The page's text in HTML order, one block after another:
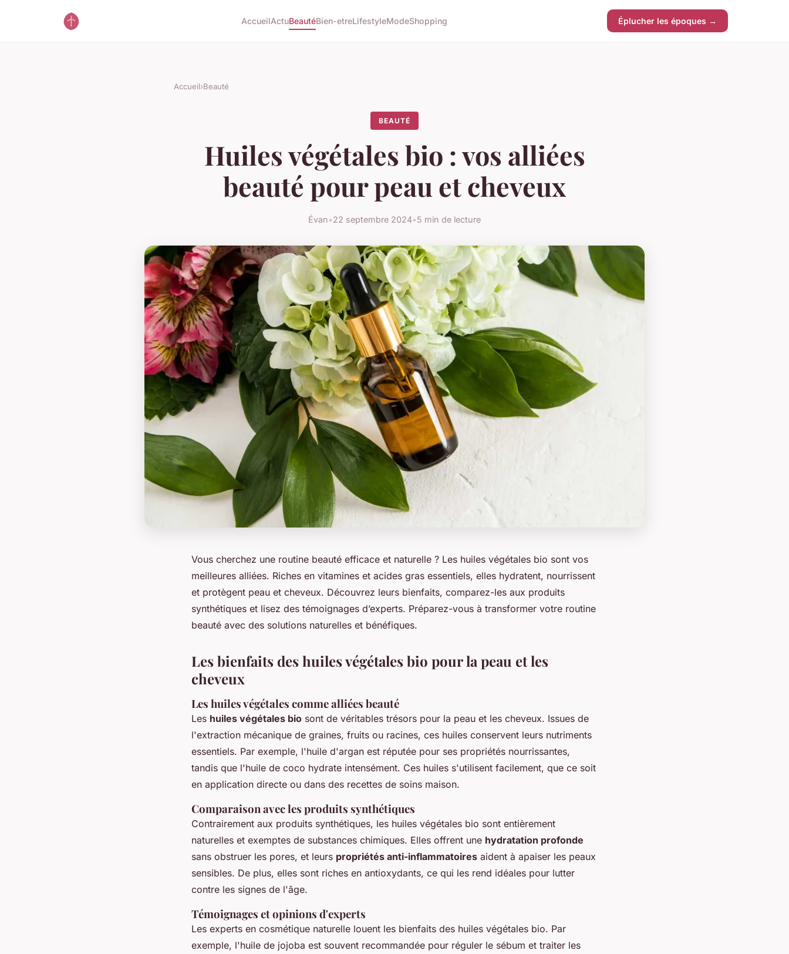
AccueilActuBeautéBien-etreLifestyleModeShopping Éplucher les époques →
Accueil›Beauté
BEAUTÉ
Huiles végétales bio : vos alliées
beauté pour peau et cheveux
Évan•22 septembre 2024•5 min de lecture
Vous cherchez une routine beauté efficace et naturelle ? Les huiles végétales bio sont vos
meilleures alliées. Riches en vitamines et acides gras essentiels, elles hydratent, nourrissent
et protègent peau et cheveux. Découvrez leurs bienfaits, comparez-les aux produits
synthétiques et lisez des témoignages d’experts. Préparez-vous à transformer votre routine
beauté avec des solutions naturelles et bénéfiques.
Les bienfaits des huiles végétales bio pour la peau et les
cheveux
Les huiles végétales comme alliées beauté
Les huiles végétales bio sont de véritables trésors pour la peau et les cheveux. Issues de
l'extraction mécanique de graines, fruits ou racines, ces huiles conservent leurs nutriments
essentiels. Par exemple, l'huile d'argan est réputée pour ses propriétés nourrissantes,
tandis que l'huile de coco hydrate intensément. Ces huiles s'utilisent facilement, que ce soit
en application directe ou dans des recettes de soins maison.
Comparaison avec les produits synthétiques
Contrairement aux produits synthétiques, les huiles végétales bio sont entièrement
naturelles et exemptes de substances chimiques. Elles offrent une hydratation profonde
sans obstruer les pores, et leurs propriétés anti-inflammatoires aident à apaiser les peaux
sensibles. De plus, elles sont riches en antioxydants, ce qui les rend idéales pour lutter
contre les signes de l'âge.
Témoignages et opinions d'experts
Les experts en cosmétique naturelle louent les bienfaits des huiles végétales bio. Par
exemple, l'huile de jojoba est souvent recommandée pour réguler le sébum et traiter les